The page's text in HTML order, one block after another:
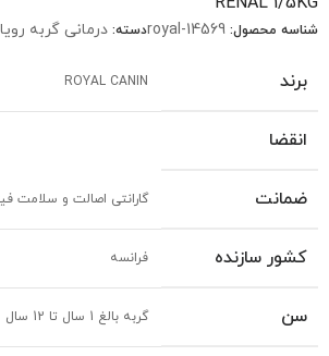
شناسه محصول: royal-14569دسته: درمانی گربه
برند ROYAL CANIN
انقضا
ضمانت گارانتی اصالت و سلامت
کشور سازنده فرانسه
سن گربه بالغ 1 سال تا 12 سال